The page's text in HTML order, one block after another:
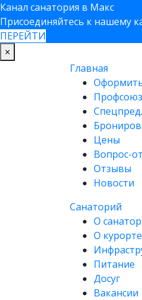
Канал санатория в Макс
Присоединяйтесь к нашему
ПЕРЕЙТИ
×
Главная
Цены
Вопрос-
Отзывы
Новости
Санаторий
О
О курорте
Питание
Досуг
Вакансии